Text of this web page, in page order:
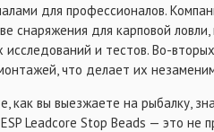
для профессионалов.
снаряжения для карповой
исследований и тестов. Во-
что делает их
как вы выезжаете на рыбалку,
Leadcore Stop Beads — это не